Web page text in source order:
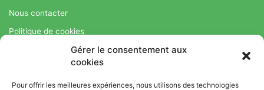
Gérer le consentement aux
cookies
Pour offrir les meilleures expériences, nous utilisons des technologies
Nous contacter
Politique de cookies
Régime Savoir Maigrir.fr : La méthode Jean-Michel Cohen pour
une perte de poids durable